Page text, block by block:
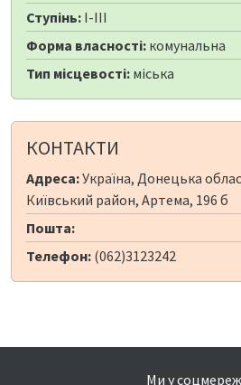
Ступінь: I-III
Форма власності: комунальна
Тип місцевості: міська
КОНТАКТИ
Адреса:Україна, Донецька
Київський район, Артема, 196 б
Пошта:
Телефон: (062)3123242
Ми у